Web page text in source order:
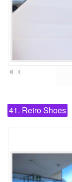
« ‹
41. Retro Shoes